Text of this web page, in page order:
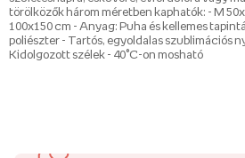
törölközők három méretben kaphatók: - M
100x150 cm - Anyag: Puha és kellemes
poliészter - Tartós, egyoldalas szublimációs
Kidolgozott szélek - 40°C-on mosható